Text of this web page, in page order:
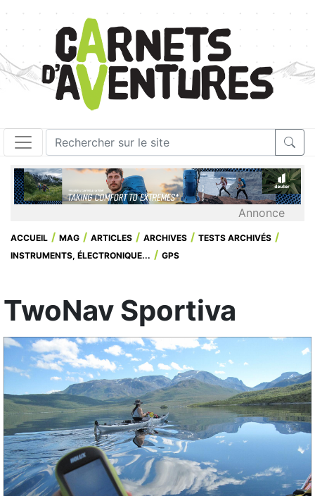
Annonce
ACCUEIL MAG ARTICLES ARCHIVES
TESTS ARCHIVÉS
INSTRUMENTS, ÉLECTRONIQUE...
GPS
TwoNav Sportiva